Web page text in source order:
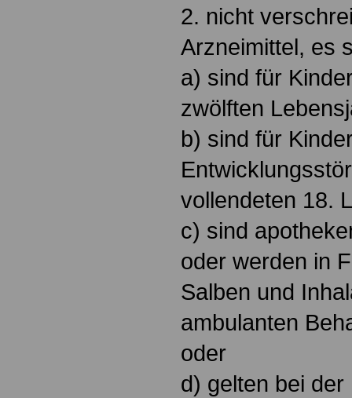
2. nicht
Arzneimittel, es
a) sind für
zwölften
b) sind für
vollendeten 18.
c) sind
oder werden in
Salben und
ambulanten
oder
d) gelten bei der